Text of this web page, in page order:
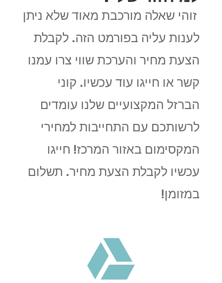
זוהי שאלה מורכבת מאוד שלא ניתן
לענות עליה בפורמט הזה. לקבלת
הצעת מחיר והערכת שווי צרו עמנו
קשר או חייגו עוד עכשיו. קוני
הברזל המקצועיים שלנו עומדים
לרשותכם עם התחייבות למחירי
המקסימום באזור המרכז! חייגו
עכשיו לקבלת הצעת מחיר. תשלום
במזומן!
